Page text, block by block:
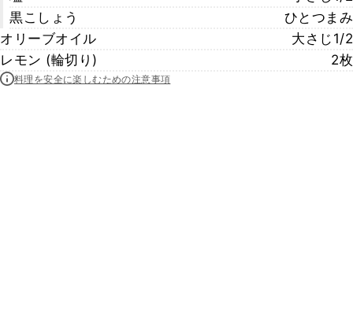
黒こしょう
ひとつまみ
オリーブオイル
大さじ1/2
レモン (輪切り)
2枚
料理を安全に楽しむための注意事項